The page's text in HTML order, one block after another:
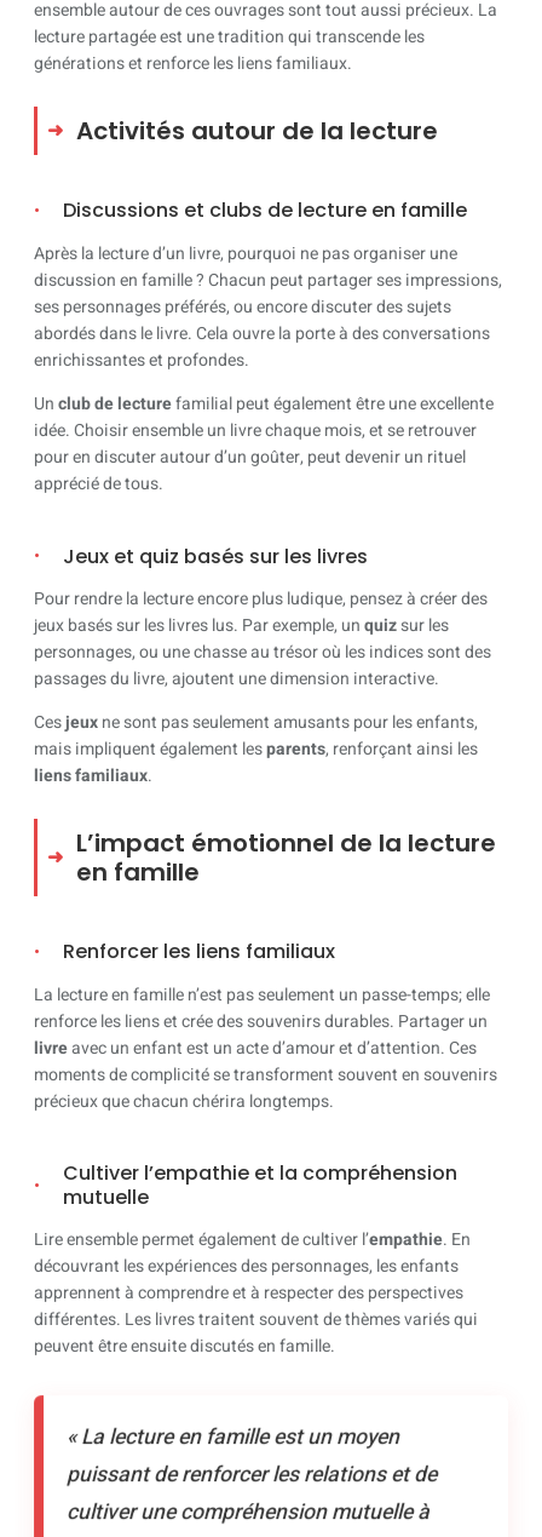
ensemble autour de ces ouvrages sont tout aussi précieux. La
lecture partagée est une tradition qui transcende les
générations et renforce les liens familiaux.
Activités autour de la lecture
Discussions et clubs de lecture en famille
Après la lecture d’un livre, pourquoi ne pas organiser une
discussion en famille ? Chacun peut partager ses impressions,
ses personnages préférés, ou encore discuter des sujets
abordés dans le livre. Cela ouvre la porte à des conversations
enrichissantes et profondes.
Unclub de lecturefamilial peut également être une excellente
idée. Choisir ensemble un livre chaque mois, et se retrouver
pour en discuter autour d’un goûter, peut devenir un rituel
apprécié de tous.
Jeux et quiz basés sur les livres
Pour rendre la lecture encore plus ludique, pensez à créer des
jeux basés sur les livres lus. Par exemple, unquizsur les
personnages, ou une chasse au trésor où les indices sont des
passages du livre, ajoutent une dimension interactive.
Cesjeuxne sont pas seulement amusants pour les enfants,
mais impliquent également lesparents, renforçant ainsi les
liens familiaux.
L’impact émotionnel de la lecture
en famille
Renforcer les liens familiaux
La lecture en famille n’est pas seulement un passe-temps; elle
renforce les liens et crée des souvenirs durables. Partager un
livreavec un enfant est un acte d’amour et d’attention. Ces
moments de complicité se transforment souvent en souvenirs
précieux que chacun chérira longtemps.
Cultiver l’empathie et la compréhension
mutuelle
Lire ensemble permet également de cultiver l’empathie. En
découvrant les expériences des personnages, les enfants
apprennent à comprendre et à respecter des perspectives
différentes. Les livres traitent souvent de thèmes variés qui
peuvent être ensuite discutés en famille.
« La lecture en famille est un moyen
puissant de renforcer les relations et de
cultiver une compréhension mutuelle à